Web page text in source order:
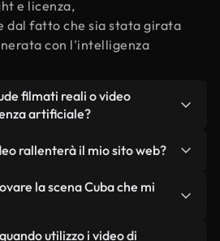
e licenza,
dal fatto che sia stata girata
con l'intelligenza
filmati reali o video
artificiale?
da persone, relativi a Cuba, e
artificiale. Ogni
etichettato, così saprai
rallenterà il mio sito web?
versioni ottimizzate.
e pronti per il web,
la scena Cuba che mi
utilizzando Coverr AI
utilizzo i video di